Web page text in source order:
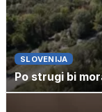
SLOVENIJA
Po strugi bi